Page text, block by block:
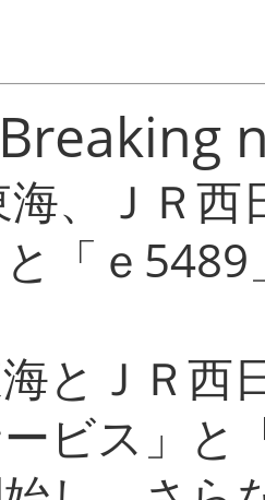
、ＪＲ
「ｅ
とＪＲ西
ービス」